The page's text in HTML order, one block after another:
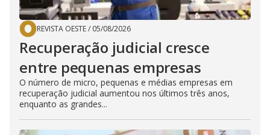
REVISTA OESTE/ 05/08/2026
Recuperação judicial cresce
entre pequenas empresas
O número de micro, pequenas e médias empresas em
recuperação judicial aumentou nos últimos três anos,
enquanto as grandes...